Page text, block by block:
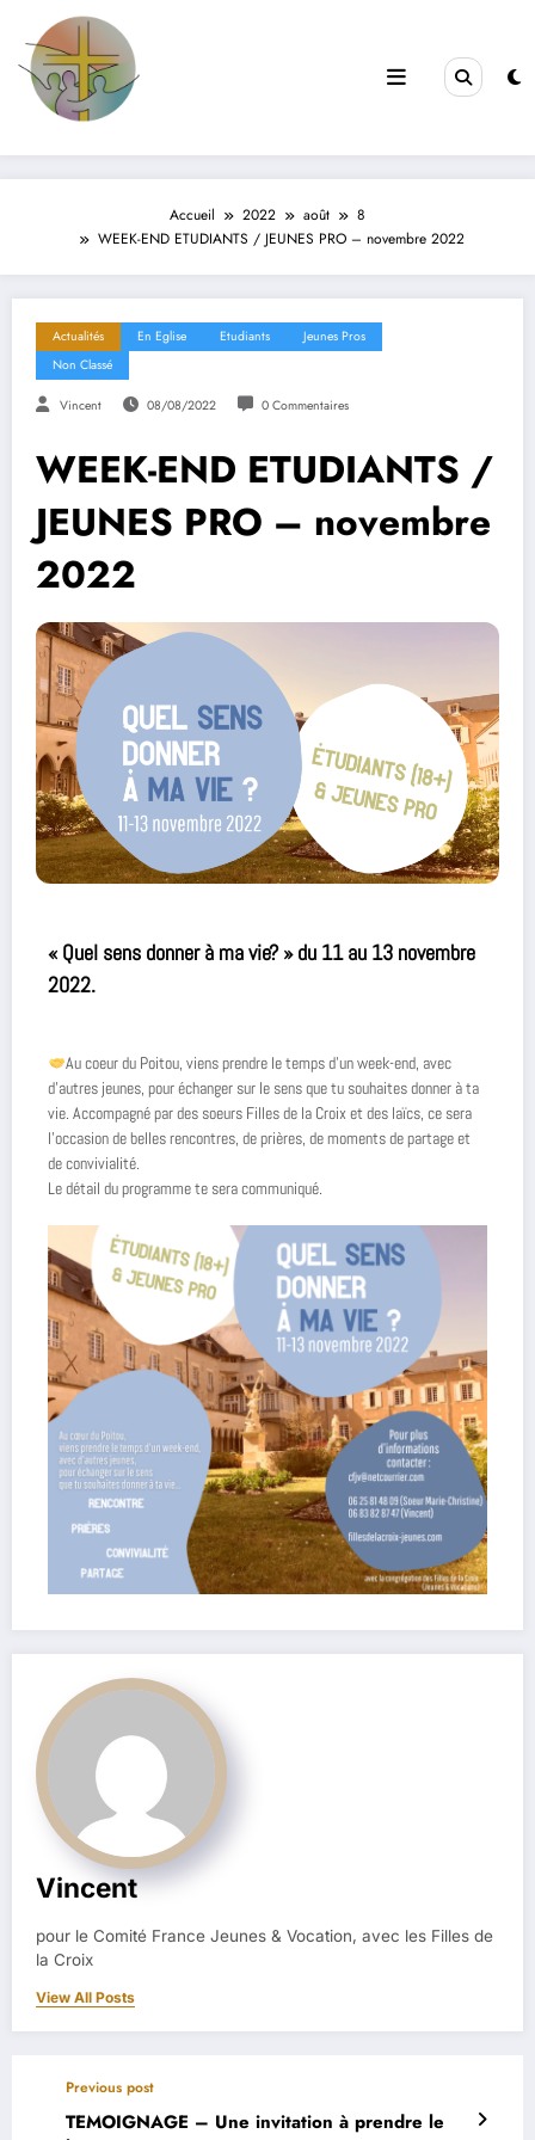
Filles de la Croix
Accueil 2022 août
8
WEEK-END ETUDIANTS / JEUNES PRO – novembre 2022
Actualités En Eglise Etudiants
Jeunes Pros
Non Classé
Vincent 08/08/2022 0 Commentaires
WEEK-END ETUDIANTS /
JEUNES PRO – novembre
2022
« Quel sens donner à ma vie? » du 11 au 13 novembre
2022.
Au coeur du Poitou, viens prendre le temps d’un week-end, avec
d’autres jeunes, pour échanger sur le sens que tu souhaites donner à ta
vie. Accompagné par des soeurs Filles de la Croix et des laïcs, ce sera
l’occasion de belles rencontres, de prières, de moments de partage et
de convivialité.
Le détail du programme te sera communiqué.
Vincent
pour le Comité France Jeunes & Vocation, avec les Filles de
la Croix
View All Posts
Previous post
TEMOIGNAGE – Une invitation à prendre le